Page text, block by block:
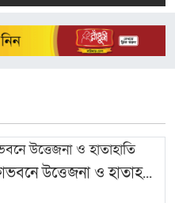
উত্তেজনা ও হাতাহ...